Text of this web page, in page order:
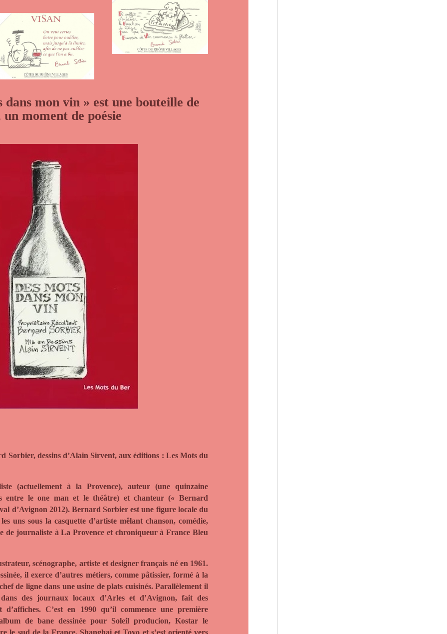
dans mon vin» est une bouteille de
un moment de poésie
Sorbier, dessins d’Alain Sirvent, aux éditions : Les Mots du
(actuellement à la Provence), auteur (une quinzaine
entre le one man et le théâtre) et chanteur (« Bernard
d’Avignon 2012). Bernard Sorbier est une figure locale du
uns sous la casquette d’artiste mêlant chanson, comédie,
de journaliste à La Provence et chroniqueur à France Bleu
scénographe, artiste et designer français né en 1961.
il exerce d’autres métiers, comme pâtissier, formé à la
de ligne dans une usine de plats cuisinés.Parallèlement il
dans des journaux locaux d’Arles et d’Avignon, fait des
d’affiches.C’est en 1990 qu’il commence une première
de bane dessinée pour Soleil producion, Kostar le